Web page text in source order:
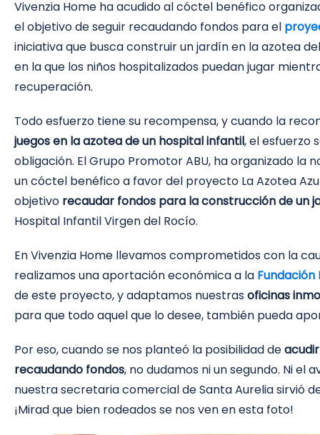
Vivenzia Home ha acudido al cóctel benéfico
el objetivo de seguir recaudando fondos para el
iniciativa que busca construir un jardín en la azotea
en la que los niños hospitalizados puedan jugar
recuperación.
Todo esfuerzo tiene su recompensa, y cuando la
juegos en la azotea de un hospital infantil, el esfuerzo
obligación. El Grupo Promotor ABU, ha organizado la
un cóctel benéfico a favor del proyecto La Azotea
objetivo recaudar fondos para la construcción de un
Hospital Infantil Virgen del Rocío.
En Vivenzia Home llevamos comprometidos con la
realizamos una aportación económica a la Fundación
de este proyecto, y adaptamos nuestrasoficinas
para que todo aquel que lo desee, también pueda
Por eso, cuando se nos planteó la posibilidad de
recaudando fondos, no dudamos ni un segundo. Ni el
nuestra secretaria comercial de Santa Aurelia sirvió
¡Mirad que bien rodeados se nos ven en esta foto!